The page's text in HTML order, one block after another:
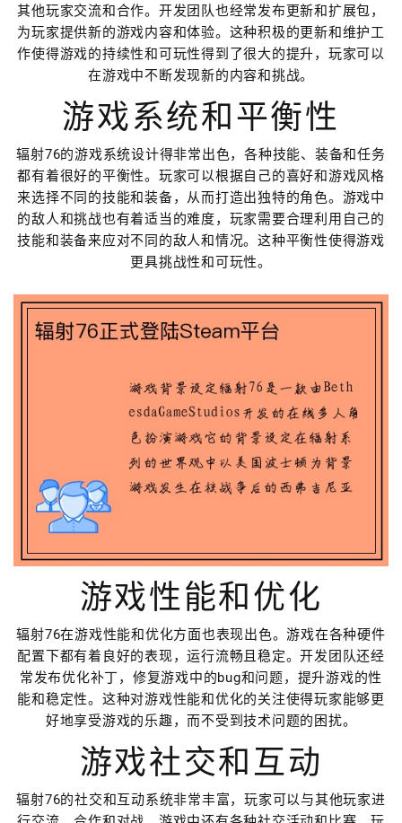
其他玩家交流和合作。开发团队也经常发布更新和扩展包，
为玩家提供新的游戏内容和体验。这种积极的更新和维护工
作使得游戏的持续性和可玩性得到了很大的提升，玩家可以
在游戏中不断发现新的内容和挑战。
游戏系统和平衡性
辐射76的游戏系统设计得非常出色，各种技能、装备和任务
都有着很好的平衡性。玩家可以根据自己的喜好和游戏风格
来选择不同的技能和装备，从而打造出独特的角色。游戏中
的敌人和挑战也有着适当的难度，玩家需要合理利用自己的
技能和装备来应对不同的敌人和情况。这种平衡性使得游戏
更具挑战性和可玩性。
游戏性能和优化
辐射76在游戏性能和优化方面也表现出色。游戏在各种硬件
配置下都有着良好的表现，运行流畅且稳定。开发团队还经
常发布优化补丁，修复游戏中的bug和问题，提升游戏的性
能和稳定性。这种对游戏性能和优化的关注使得玩家能够更
好地享受游戏的乐趣，而不受到技术问题的困扰。
游戏社交和互动
辐射76的社交和互动系统非常丰富，玩家可以与其他玩家进